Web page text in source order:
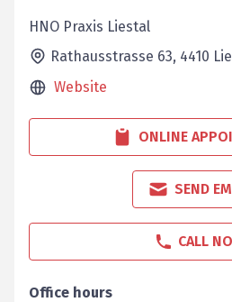
HNO Praxis Liestal
Rathausstrasse 63, 4410
Website
ONLINE
SEND
CALL
Office hours